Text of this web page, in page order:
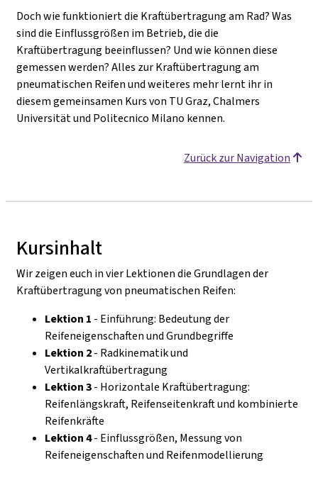
Doch wie funktioniert die Kraftübertragung am Rad? Was
sind die Einflussgrößen im Betrieb, die die
Kraftübertragung beeinflussen? Und wie können diese
gemessen werden? Alles zur Kraftübertragung am
pneumatischen Reifen und weiteres mehr lernt ihr in
diesem gemeinsamen Kurs von TU Graz, Chalmers
Universität und Politecnico Milano kennen.
Zurück zur Navigation
Kursinhalt
Wir zeigen euch in vier Lektionen die Grundlagen der
Kraftübertragung von pneumatischen Reifen:
Lektion 1 - Einführung: Bedeutung der
Reifeneigenschaften und Grundbegriffe
Lektion 2- Radkinematik und
Vertikalkraftübertragung
Lektion 3- Horizontale Kraftübertragung:
Reifenlängskraft, Reifenseitenkraft und kombinierte
Reifenkräfte
Lektion 4- Einflussgrößen, Messung von
Reifeneigenschaften und Reifenmodellierung